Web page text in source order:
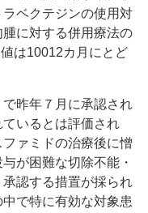
ベクテジンの使用対
に対する併用療法の
は10012カ月にとど
昨年７月に承認され
いるとは評価され
ァミドの治療後に憎
が困難な切除不能・
認する措置が採られ
で特に有効な対象患